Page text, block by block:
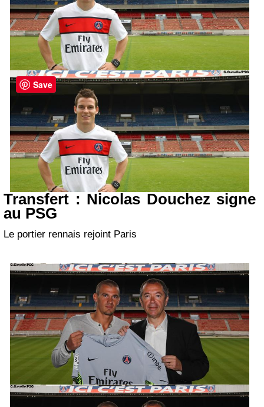
Transfert : Nicolas Douchez signe
au PSG
Le portier rennais rejoint Paris
Save